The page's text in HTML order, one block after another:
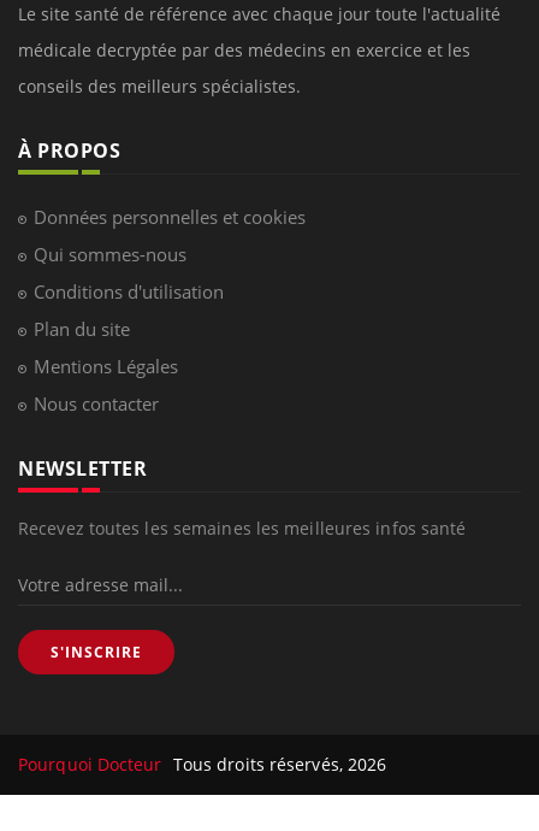
Le site santé de référence avec chaque jour toute l'actualité
médicale decryptée par des médecins en exercice et les
conseils des meilleurs spécialistes.
À PROPOS
Données personnelles et cookies
Qui sommes-nous
Conditions d'utilisation
Plan du site
Mentions Légales
Nous contacter
NEWSLETTER
Recevez toutes les semaines les meilleures infos santé
S'INSCRIRE
Pourquoi Docteur Tous droits réservés, 2026